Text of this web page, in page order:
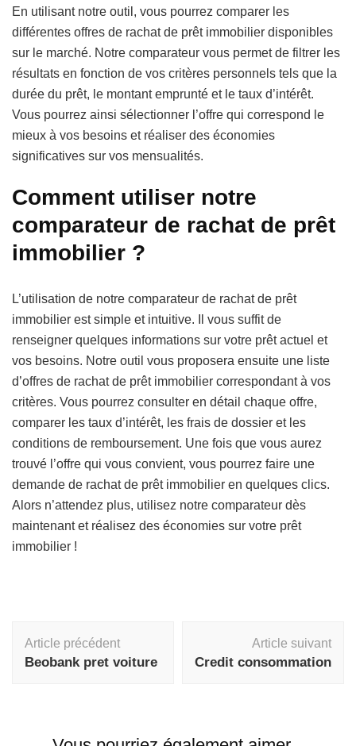
En utilisant notre outil, vous pourrez comparer les
différentes offres de rachat de prêt immobilier disponibles
sur le marché. Notre comparateur vous permet de filtrer les
résultats en fonction de vos critères personnels tels que la
durée du prêt, le montant emprunté et le taux d’intérêt.
Vous pourrez ainsi sélectionner l’offre qui correspond le
mieux à vos besoins et réaliser des économies
significatives sur vos mensualités.
Comment utiliser notre
comparateur de rachat de prêt
immobilier ?
L’utilisation de notre comparateur de rachat de prêt
immobilier est simple et intuitive. Il vous suffit de
renseigner quelques informations sur votre prêt actuel et
vos besoins. Notre outil vous proposera ensuite une liste
d’offres de rachat de prêt immobilier correspondant à vos
critères. Vous pourrez consulter en détail chaque offre,
comparer les taux d’intérêt, les frais de dossier et les
conditions de remboursement. Une fois que vous aurez
trouvé l’offre qui vous convient, vous pourrez faire une
demande de rachat de prêt immobilier en quelques clics.
Alors n’attendez plus, utilisez notre comparateur dès
maintenant et réalisez des économies sur votre prêt
immobilier !
d'article
Article précédent
Beobank pret voiture
Article suivant
Credit consommation